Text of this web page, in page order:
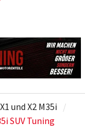
und X2 M35i
SUV Tuning